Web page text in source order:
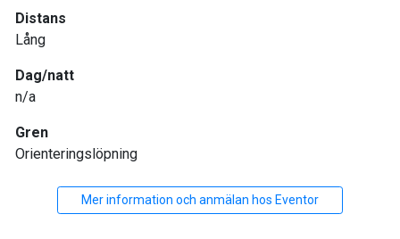
Distans
Lång
Dag/natt
n/a
Gren
Orienteringslöpning
Mer information och anmälan hos Eventor